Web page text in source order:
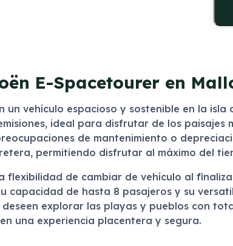
E-Spacetourer en
vehículo espacioso y sostenible en la isla
ideal para disfrutar de los paisajes
de mantenimiento o
permitiendo disfrutar al máximo del
flexibilidad de cambiar de vehículo al
capacidad de hasta 8 pasajeros y su
explorar las playas y pueblos con
una experiencia placentera y segura.